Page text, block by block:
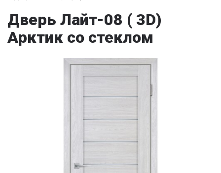
Дверь Лайт-08 ( 3D)
Арктик со стеклом